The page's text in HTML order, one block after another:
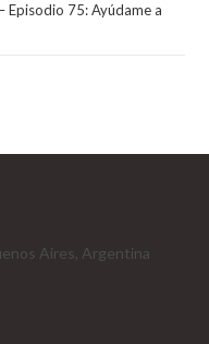
Episodio 75: Ayúdame a
Aires, Argentina